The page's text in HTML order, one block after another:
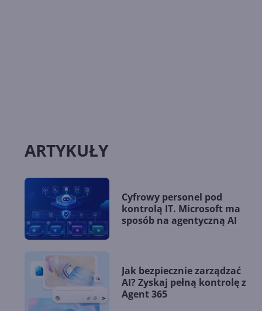
ARTYKUŁY
Cyfrowy personel pod
kontrolą IT. Microsoft ma
sposób na agentyczną AI
Jak bezpiecznie zarządzać
AI? Zyskaj pełną kontrolę z
Agent 365